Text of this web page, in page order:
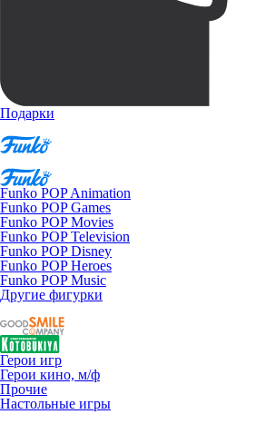
Подарки
Funko POP Animation
Funko POP Games
Funko POP Movies
Funko POP Television
Funko POP Disney
Funko POP Heroes
Funko POP Music
Другие фигурки
Герои игр
Герои кино, м/ф
Прочие
Настольные игры